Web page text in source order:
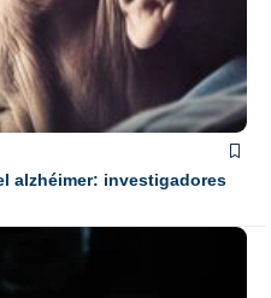
alzhéimer: investigadores